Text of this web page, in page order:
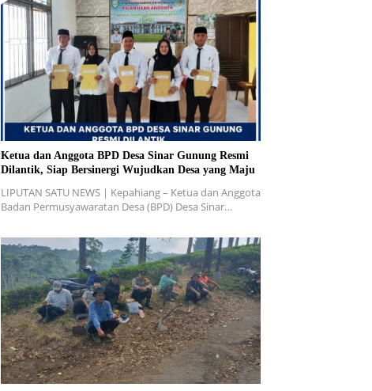
Ketua dan Anggota BPD Desa Sinar Gunung Resmi
Dilantik, Siap Bersinergi Wujudkan Desa yang Maju
LIPUTAN SATU NEWS | Kepahiang – Ketua dan Anggota
Badan Permusyawaratan Desa (BPD) Desa Sinar…